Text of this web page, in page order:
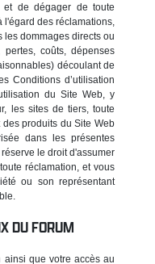
et de dégager de toute
l'égard des réclamations,
les dommages directs ou
pertes, coûts, dépenses
découlant de
Conditions d’utilisation
du Site Web, y
les sites de tiers, toute
produits du Site Web
dans les présentes
le droit d'assumer
réclamation, et vous
ou son représentant
DU FORUM
ainsi que votre accès au